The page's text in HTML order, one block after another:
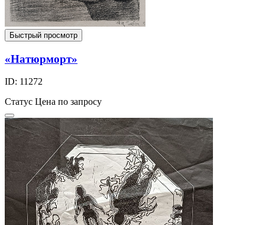
Быстрый просмотр
«Натюрморт»
ID: 11272
Статус Цена по запросу